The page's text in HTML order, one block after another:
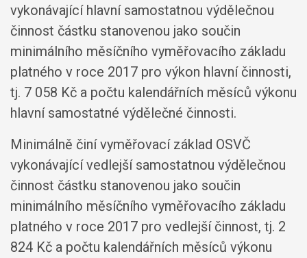
vykonávající hlavní samostatnou výdělečnou
činnost částku stanovenou jako součin
minimálního měsíčního vyměřovacího základu
platného v roce 2017 pro výkon hlavní činnosti,
tj. 7 058 Kč a počtu kalendářních měsíců výkonu
hlavní samostatné výdělečné činnosti.
Minimálně činí vyměřovací základ OSVČ
vykonávající vedlejší samostatnou výdělečnou
činnost částku stanovenou jako součin
minimálního měsíčního vyměřovacího základu
platného v roce 2017 pro vedlejší činnost, tj. 2
824 Kč a počtu kalendářních měsíců výkonu